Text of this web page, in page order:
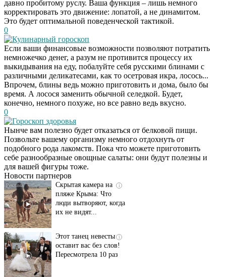
давно пробитому руслу. Ваша функция – лишь немного
корректировать это движение: лопатой, а не динамитом.
Это будет оптимальной поведенческой тактикой.
0
Кулинарный гороскоп
Если ваши финансовые возможности позволяют потратить
немножечко денег, а разум не противится процессу их
выкидывания на еду, побалуйте себя русскими блинами с
различными деликатесами, как то осетровая икра, лосось...
Впрочем, блины ведь можно приготовить и дома, было бы
время. А лосося заменить обычной селедкой. Будет,
конечно, немного похуже, но все равно ведь вкусно.
0
Гороскоп здоровья
Нынче вам полезно будет отказаться от белковой пищи.
Позвольте вашему организму немного отдохнуть от
подобного рода лакомств. Пока что можете приготовить
себе разнообразные овощные салаты: они будут полезны и
для вашей фигуры тоже.
Новости партнеров
i
Ролик длится
несколько секунд, а
смеяться вы будете
долго
i
Скрытая камера на
пляже Крыма: Что
люди вытворяют, когда
их не видят...
i
Этот танец невесты
оставит вас без слов!
Пересмотрела 10 раз